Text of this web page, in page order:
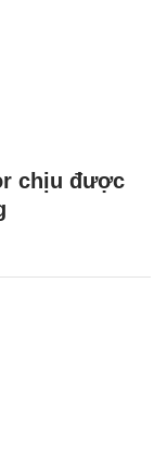
chịu được